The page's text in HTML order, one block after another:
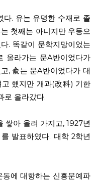
다. 유는 유명한 수재로 졸
첫째는 아니지만 우등으
. 똑같이 문학지망이었는
올라가는 문A반이었다가
, 兪는 문A반이었다가 대
했지만 개과(改科) 기한
로 올라갔다.
쌓아 올려 가지고, 1927년
발표하였다. 대학 2학년
에 대항하는 신흥문예파